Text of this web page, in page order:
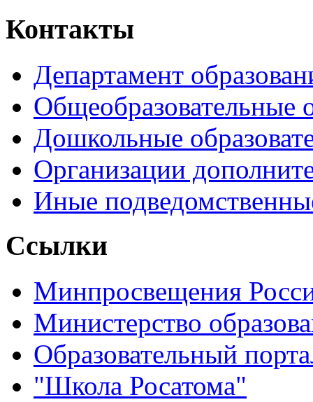
Контакты
Департамент
Общеобразовательные
Дошкольные
Организации
Иные
Ссылки
Минпросвещения
Министерство
Образовательный
"Школа Росатома"